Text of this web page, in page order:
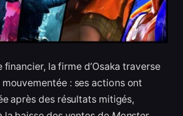
financier, la firme d’Osaka traverse
: ses actions ont
après des résultats mitigés,